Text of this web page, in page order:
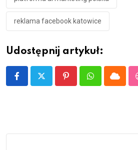
reklama facebook katowice
Udostępnij artykuł:
PinterestWhatsappCloud